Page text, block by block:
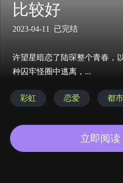
比较好
2023-04-11 已完结
许望星暗恋了陆琛整个青春，
种囚牢怪圈中逃离，...
彩虹 恋爱 都市
立即阅读